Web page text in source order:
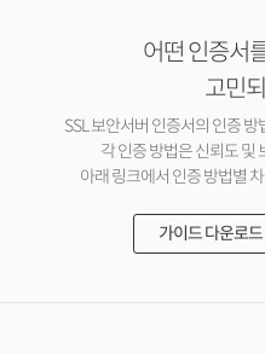
어떤 인증서
고민
SSL 보안서버 인증서의 인증 방
각 인증 방법은 신뢰도 및
아래 링크에서 인증 방법별
가이드 다운로드